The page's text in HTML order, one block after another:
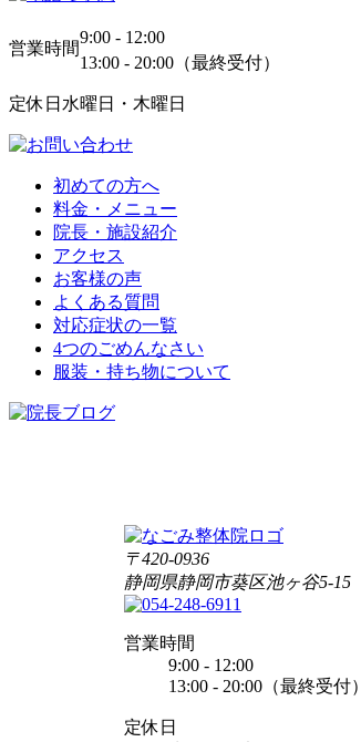
営業時間
9:00 - 12:00
13:00 - 20:00（最終受付）
定休日 水曜日・木曜日
初めての方へ
料金・メニュー
院長・施設紹介
アクセス
お客様の声
よくある質問
対応症状の一覧
4つのごめんなさい
服装・持ち物について
〒420-0936
静岡県静岡市葵区池ヶ谷5-15
営業時間
9:00 - 12:00
13:00 - 20:00（最終受付）
定休日